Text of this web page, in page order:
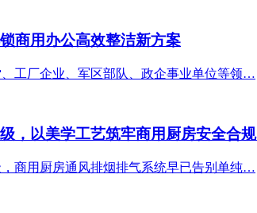
商用办公高效整洁新方案
工厂企业、军区部队、政企事业单位等领…
，以美学工艺筑牢商用厨房安全合
商用厨房通风排烟排气系统早已告别单纯…